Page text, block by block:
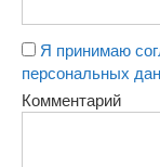
Я принимаю
персональных
Комментарий